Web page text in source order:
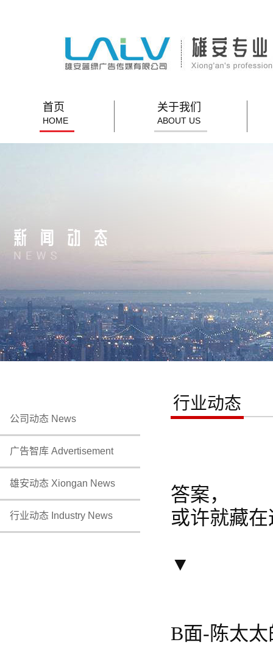
首页
HOME
关于我们
ABOUT US
公司动态 News
广告智库 Advertisement
雄安动态 Xiongan News
行业动态 Industry News
行业动态
答案，
或许就藏
▼
B面-陈太